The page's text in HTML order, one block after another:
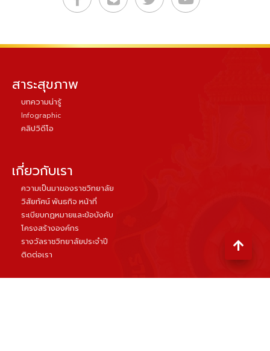
สาระสุขภาพ
บทความน่ารู้
Infographic
คลิปวิดีโอ
เกี่ยวกับเรา
ความเป็นมาของราชวิทยาลัย
วิสัยทัศน์ พันธกิจ หน้าที่
ระเบียบกฏหมายและข้อบังคับ
โครงสร้างองค์กร
รางวัลราชวิทยาลัยประจำปี
ติดต่อเรา